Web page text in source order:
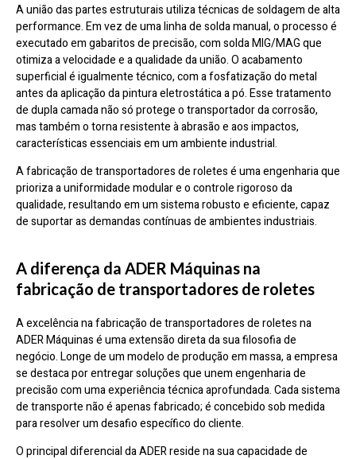
A união das partes estruturais utiliza técnicas de soldagem de alta
performance. Em vez de uma linha de solda manual, o processo é
executado em gabaritos de precisão, com solda MIG/MAG que
otimiza a velocidade e a qualidade da união. O acabamento
superficial é igualmente técnico, com a fosfatização do metal
antes da aplicação da pintura eletrostática a pó. Esse tratamento
de dupla camada não só protege o transportador da corrosão,
mas também o torna resistente à abrasão e aos impactos,
características essenciais em um ambiente industrial.
A fabricação de transportadores de roletes é uma engenharia que
prioriza a uniformidade modular e o controle rigoroso da
qualidade, resultando em um sistema robusto e eficiente, capaz
de suportar as demandas contínuas de ambientes industriais.
A diferença da ADER Máquinas na
fabricação de transportadores de roletes
A excelência na fabricação de transportadores de roletes na
ADER Máquinas é uma extensão direta da sua filosofia de
negócio. Longe de um modelo de produção em massa, a empresa
se destaca por entregar soluções que unem engenharia de
precisão com uma experiência técnica aprofundada. Cada sistema
de transporte não é apenas fabricado; é concebido sob medida
para resolver um desafio específico do cliente.
O principal diferencial da ADER reside na sua capacidade de